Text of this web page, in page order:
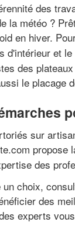
des
la météo ?
en hiver.
d'intérieur et le
des
le placage
sur
propose
des
choix,
des
experts